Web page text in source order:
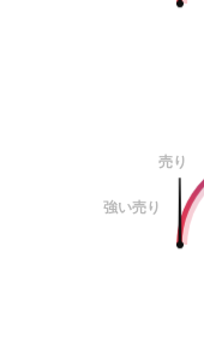
売り
強い売り